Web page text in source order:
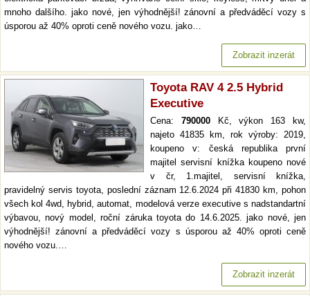
mnoho dalšího. jako nové, jen výhodnější! zánovní a předváděcí vozy s
úsporou až 40% oproti ceně nového vozu. jako…
Zobrazit inzerát
Toyota RAV 4 2.5 Hybrid
Executive
Cena: 790000Kč, výkon 163 kw,
najeto 41835 km, rok výroby: 2019,
koupeno v: česká republika první
majitel servisní knížka koupeno nové
v čr, 1.majitel, servisní knížka,
pravidelný servis toyota, poslední záznam 12.6.2024 při 41830 km, pohon
všech kol 4wd, hybrid, automat, modelová verze executive s nadstandartní
výbavou, nový model, roční záruka toyota do 14.6.2025. jako nové, jen
výhodnější! zánovní a předváděcí vozy s úsporou až 40% oproti ceně
nového vozu.…
Zobrazit inzerát